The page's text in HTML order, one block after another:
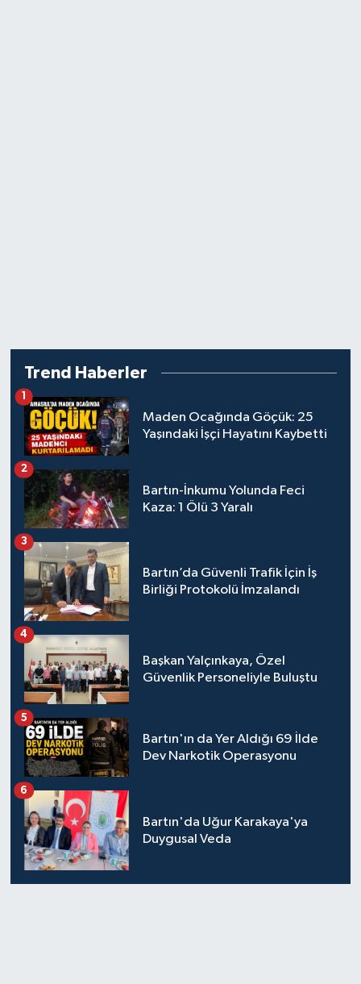
Trend Haberler
Maden Ocağında Göçük: 25
Yaşındaki İşçi Hayatını Kaybetti
1
Bartın-İnkumu Yolunda Feci
Kaza: 1 Ölü 3 Yaralı
2
Bartın’da Güvenli Trafik İçin İş
Birliği Protokolü İmzalandı
3
Başkan Yalçınkaya, Özel
Güvenlik Personeliyle Buluştu
4
Bartın'ın da Yer Aldığı 69 İlde
Dev Narkotik Operasyonu
5
Bartın'da Uğur Karakaya'ya
Duygusal Veda
6